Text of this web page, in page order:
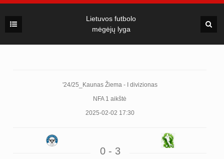
Lietuvos futbolo
mėgėjų lyga
'24/25_Kaunas Žiema - I divizionas
NFA 1 aikštė
2025-02-02 17:30
0 - 3